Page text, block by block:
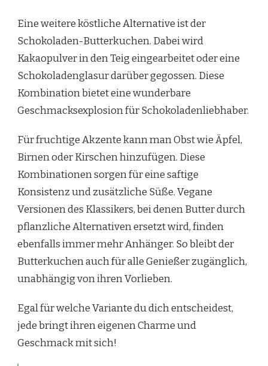
Eine weitere köstliche Alternative ist der
Schokoladen-Butterkuchen. Dabei wird
Kakaopulver in den Teig eingearbeitet oder eine
Schokoladenglasur darüber gegossen. Diese
Kombination bietet eine wunderbare
Geschmacksexplosion für Schokoladenliebhaber.
Für fruchtige Akzente kann man Obst wie Äpfel,
Birnen oder Kirschen hinzufügen. Diese
Kombinationen sorgen für eine saftige
Konsistenz und zusätzliche Süße. Vegane
Versionen des Klassikers, bei denen Butter durch
pflanzliche Alternativen ersetzt wird, finden
ebenfalls immer mehr Anhänger. So bleibt der
Butterkuchen auch für alle Genießer zugänglich,
unabhängig von ihren Vorlieben.
Egal für welche Variante du dich entscheidest,
jede bringt ihren eigenen Charme und
Geschmack mit sich!